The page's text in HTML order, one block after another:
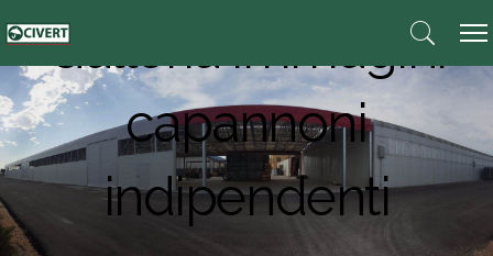
Galleria immagini
capannoni
indipendenti